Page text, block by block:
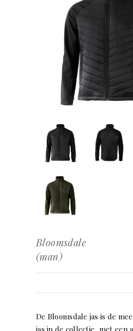
Bloomsdale
(man)
De Bloomsdale jas is de
jas in de collectie, met een